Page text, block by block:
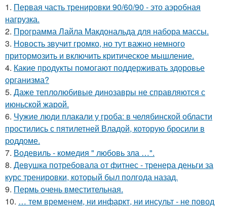
1. Первая часть тренировки 90/60/90 - это аэробная
нагрузка.
2. Программа Лайла Макдональда для набора массы.
3. Новость звучит громко, но тут важно немного
притормозить и включить критическое мышление.
4. Какие продукты помогают поддерживать здоровье
организма?
5. Даже теплолюбивые динозавры не справляются с
июньской жарой.
6. Чужие люди плакали у гроба: в челябинской области
простились с пятилетней Владой, которую бросили в
роддоме.
7. Водевиль - комедия " любовь зла …".
8. Девушка потребовала от фитнес - тренера деньги за
курс тренировки, который был полгода назад.
9. Пермь очень вместительная.
10. … тем временем, ни инфаркт, ни инсульт - не повод